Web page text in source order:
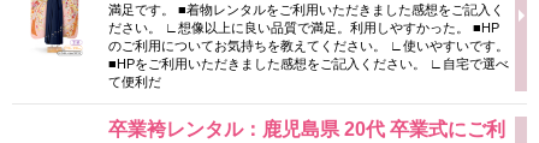
満足です。 ■着物レンタルをご利用いただきました感想をご記入く
ださい。 ∟想像以上に良い品質で満足。利用しやすかった。 ■HP
のご利用についてお気持ちを教えてください。 ∟使いやすいです。
■HPをご利用いただきました感想をご記入ください。 ∟自宅で選べ
て便利だ
卒業袴レンタル：鹿児島県 20代 卒業式にご利